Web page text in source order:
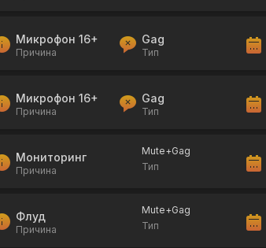
Микрофон 16+
Причина
Gag
Тип
Микрофон 16+
Причина
Gag
Тип
Мониторинг
Причина
Mute+Gag
Тип
Флуд
Причина
Mute+Gag
Тип